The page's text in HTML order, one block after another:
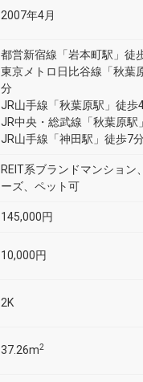
2007年4月
都営新宿線「岩本町駅」徒
東京メトロ日比谷線「秋葉
分
JR山手線「秋葉原駅」徒歩
JR中央・総武線「秋葉原駅
JR山手線「神田駅」徒歩7
REIT系ブランドマンション
ーズ、ペット可
145,000円
10,000円
2K
37.26m2